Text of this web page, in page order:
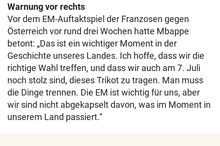
Warnung vor rechts
Vor dem EM-Auftaktspiel der Franzosen gegen
Österreich vor rund drei Wochen hatte Mbappe
betont: „Das ist ein wichtiger Moment in der
Geschichte unseres Landes. Ich hoffe, dass wir die
richtige Wahl treffen, und dass wir auch am 7. Juli
noch stolz sind, dieses Trikot zu tragen. Man muss
die Dinge trennen. Die EM ist wichtig für uns, aber
wir sind nicht abgekapselt davon, was im Moment in
unserem Land passiert.“